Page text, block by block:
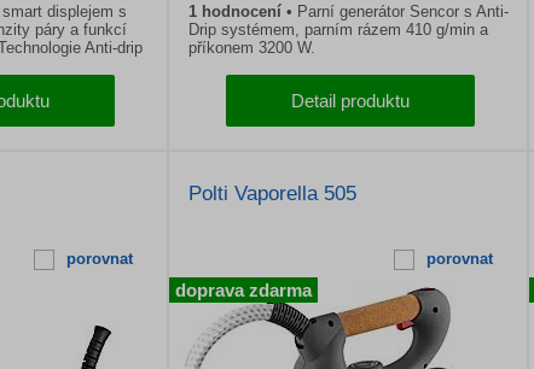
displejem s
páry a funkcí
Anti-drip
1 hodnocení
Parní generátor Sencor s Anti-
Drip systémem, parním rázem 410 g/min a
příkonem 3200 W.
Detail produktu
porovnat
Polti Vaporella 505
porovnat
doprava zdarma